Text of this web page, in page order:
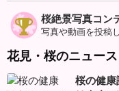
桜絶景写真コン
写真や動画を投稿
花見・桜のニュース
桜の健